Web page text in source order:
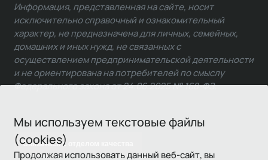
Мы используем текстовые файлы
(cookies)
Продолжая использовать данный веб-сайт, вы
Связаться с отделом качества
Информация, представленная на сайте, носит
исключительно справочный и ознакомительный
характер, не предназначена для личных, семейных,
домашних и иных нужд, не связанных с
осуществлением предпринимательской деятельности
и не ориентирована на потребителей по смыслу
Федерального закона от 24.06.2025 № 168-ФЗ.